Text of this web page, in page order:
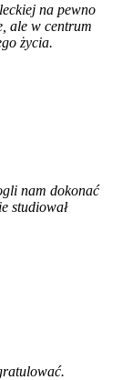
na pewno
ale w centrum
życia.
nam dokonać
studiował